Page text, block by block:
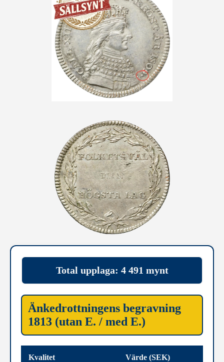
Total upplaga: 4 491 mynt
Änkedrottningens begravning
1813 (utan E. / med E.)
Kvalitet Värde (SEK)